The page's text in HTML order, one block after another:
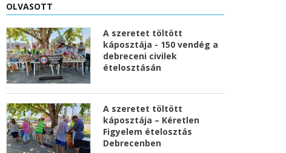
OLVASOTT
A szeretet töltött
káposztája - 150 vendég a
debreceni civilek
ételosztásán
A szeretet töltött
káposztája – Kéretlen
Figyelem ételosztás
Debrecenben